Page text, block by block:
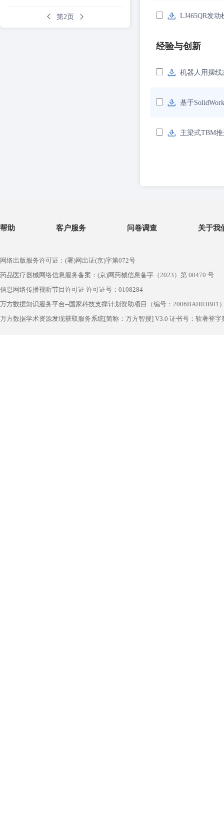
第2页 LJ465QR发
经验与创新
机器人用摆
基于
主梁式TBM
帮助 客户服务 问卷调查 关于我
网络出版服务许可证：(署)网出证(京)字第072号
药品医疗器械网络信息服务备案：(京)网药械信息备字（2023）第 00470 号
信息网络传播视听节目许可证 许可证号：0108284
万方数据知识服务平台--国家科技支撑计划资助项目（编号：2006BAH03B01
万方数据学术资源发现获取服务系统[简称：万方智搜] V3.0 证书号：软著登字